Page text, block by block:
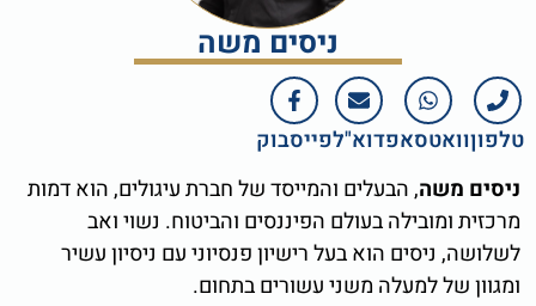
ניסים משה
טלפוןוואטסאפדוא"לפייסבוק
ניסים משה, הבעלים והמייסד של חברת עיגולים, הוא דמות
מרכזית ומובילה בעולם הפיננסים והביטוח. נשוי ואב
לשלושה, ניסים הוא בעל רישיון פנסיוני עם ניסיון עשיר
ומגוון של למעלה משני עשורים בתחום.